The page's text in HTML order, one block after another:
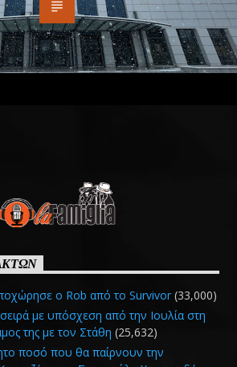
ο Rob από το Survivor (33,000)
με υπόσχεση από την Ιουλία στη
της με τον Στάθη (25,632)
ποσό που θα παίρνουν την